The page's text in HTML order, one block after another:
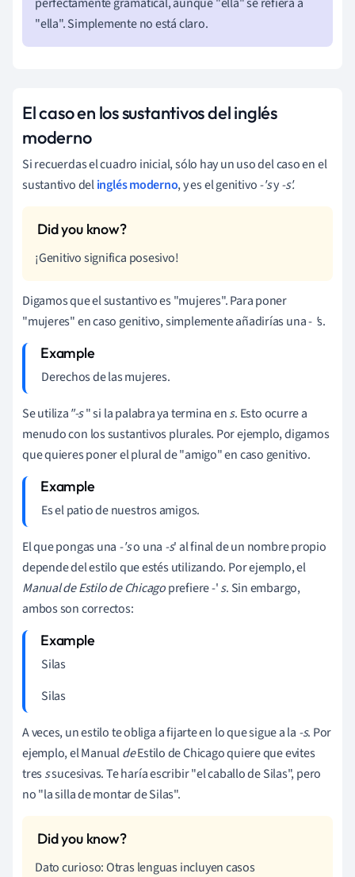
"ella". Simplemente no está claro.
El caso en los sustantivos del inglés
moderno
Si recuerdas el cuadro inicial, sólo hay un uso del caso en el
sustantivo delinglés moderno, y es el genitivo-'sy-s'.
¡Genitivo significa posesivo!
Digamos que el sustantivo es "mujeres". Para poner
"mujeres" en caso genitivo, simplemente añadirías una - 's.
Derechos de las mujeres.
Se utiliza"-s" si la palabra ya termina ens. Esto ocurre a
menudo con los sustantivos plurales. Por ejemplo, digamos
que quieres poner el plural de "amigo" en caso genitivo.
Es el patio de nuestros amigos.
El que pongas una -'so una -s' al final de un nombre propio
depende del estilo que estés utilizando. Por ejemplo, el
Manual de Estilo de Chicagoprefiere -'s. Sin embargo,
ambos son correctos:
Silas
Silas
A veces, un estilo te obliga a fijarte en lo que sigue a la -s. Por
ejemplo, el ManualdeEstilo de Chicago quiere que evites
tresssucesivas. Te haría escribir "el caballo de Silas", pero
no "la silla de montar de Silas".
Dato curioso: Otras lenguas incluyen casos